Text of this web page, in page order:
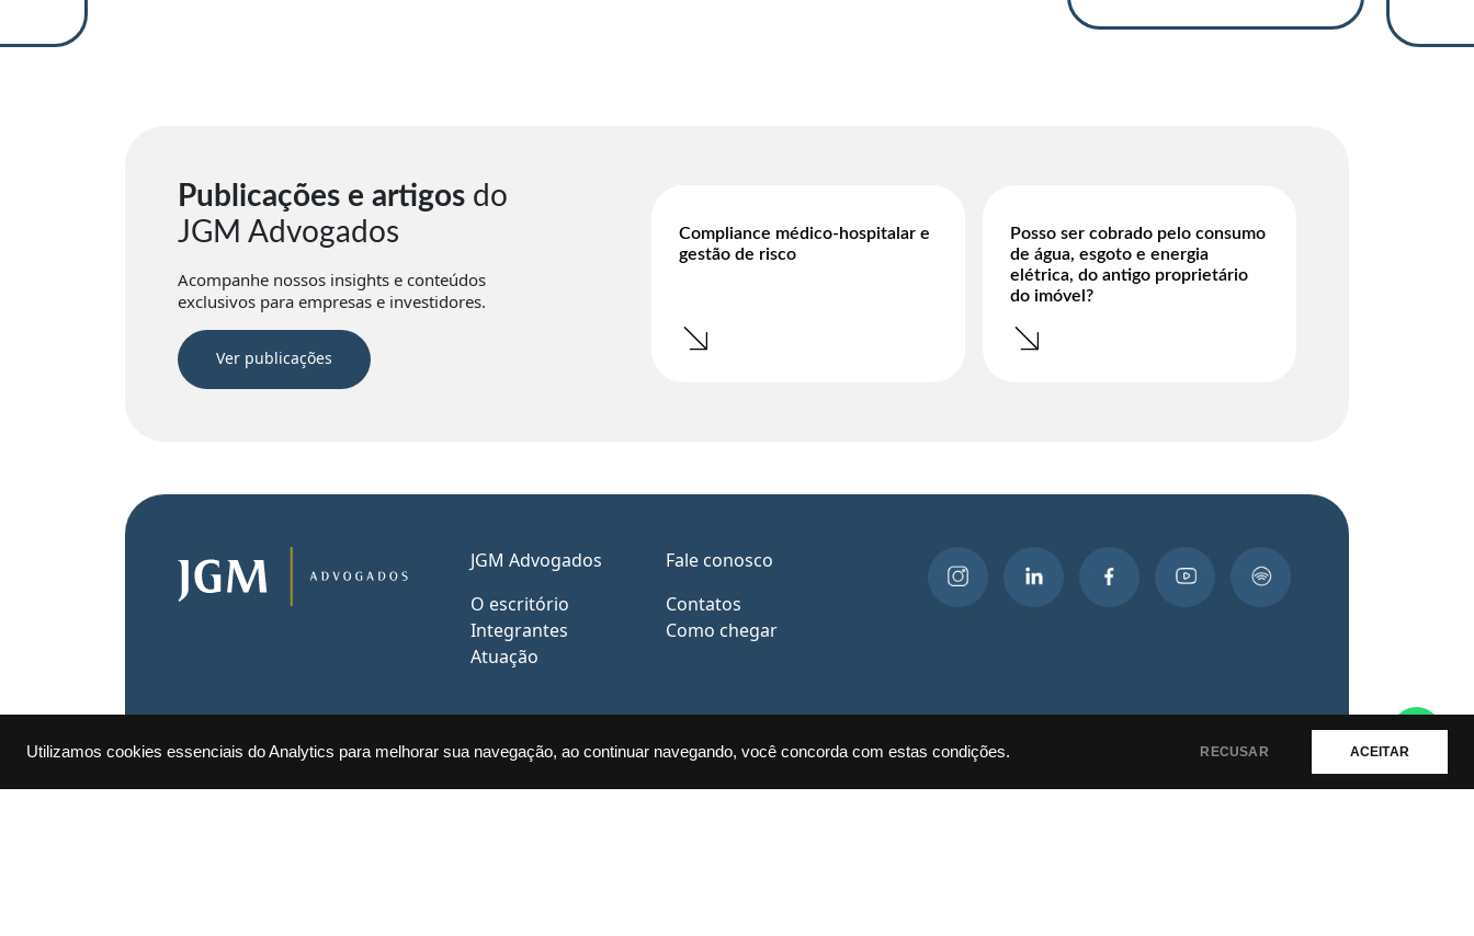
Utilizamos cookies essenciais do Analytics para melhorar sua navegação, ao continuar navegando, você concorda com estas condições. RECUSAR ACEITAR
Publicações e artigos do
JGM Advogados
Acompanhe nossos insights e conteúdos
exclusivos para empresas e investidores.
Ver publicações
Compliance médico-hospitalar e
gestão de risco
Posso ser cobrado pelo consumo
de água, esgoto e energia
elétrica, do antigo proprietário
do imóvel?
JGM Advogados
O escritório
Integrantes
Atuação
Fale conosco
Contatos
Como chegar
Rua Desembargador Almeida Guimarães, n. 401 / Pajuçara, Maceió -
Política de privacidade e termos de uso